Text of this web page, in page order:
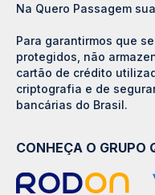
Na Quero Passagem
Para garantirmos que
protegidos, não
cartão de crédito
criptografia e de
bancárias do Brasil.
CONHEÇA O GRUPO